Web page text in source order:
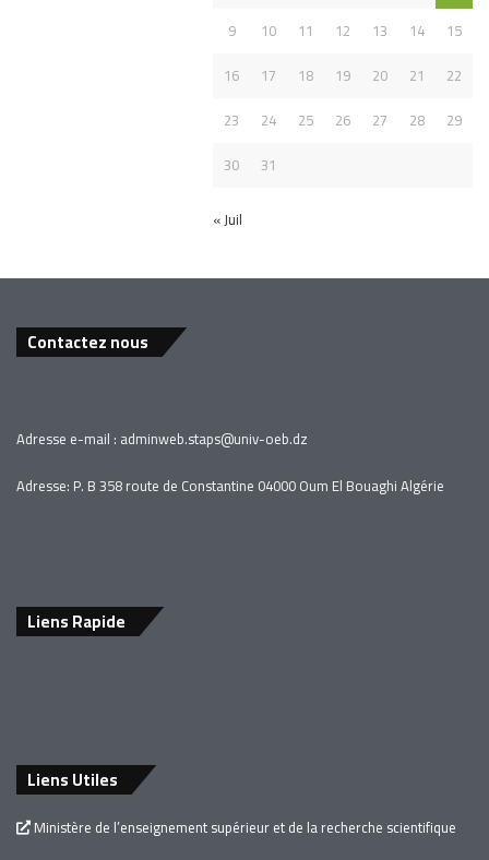
9
10 11 12 13 14
15
16
17 18 19 20 21
22
23
24 25 26 27 28
29
30
31
« Juil
Contactez nous
Adresse e-mail : adminweb.staps@univ-oeb.dz
Adresse: P. B 358 route de Constantine 04000 Oum El Bouaghi Algérie
Liens Rapide
Liens Utiles
Ministère de l’enseignement supérieur et de la recherche scientifique